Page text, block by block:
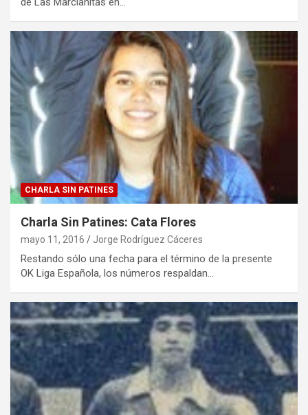
CHARLA SIN PATINES
Charla Sin Patines: Cata Flores
mayo 11, 2016 Jorge Rodríguez Cáceres
Restando sólo una fecha para el término de la presente
OK Liga Española, los números respaldan…